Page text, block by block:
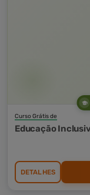
Curso Grátis de
Educação
DETALHES